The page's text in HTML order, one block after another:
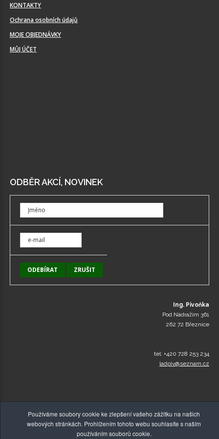
KONTAKTY
Ochrana osobních údajů
MOJE OBJEDNÁVKY
MŮJ ÚČET
ODBĚR AKCÍ, NOVINEK
Ing. Pivoňka
Pod Nádražím 361
262 72 Březnice
tel: +420 728 253 234
ladpiv@seznam.cz
Používáme soubory cookie ke zlepšení vašeho zážitku na našich
webových stránkách. Prohlížením tohoto webu souhlasíte s naším
používáním souborů cookie.